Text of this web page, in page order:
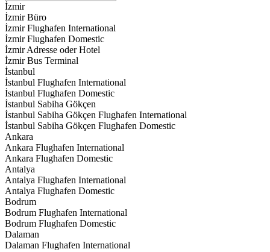
İzmir
İzmir Büro
İzmir Flughafen International
İzmir Flughafen Domestic
İzmir Adresse oder Hotel
İzmir Bus Terminal
İstanbul
İstanbul Flughafen International
İstanbul Flughafen Domestic
İstanbul Sabiha Gökçen
İstanbul Sabiha Gökçen Flughafen International
İstanbul Sabiha Gökçen Flughafen Domestic
Ankara
Ankara Flughafen International
Ankara Flughafen Domestic
Antalya
Antalya Flughafen International
Antalya Flughafen Domestic
Bodrum
Bodrum Flughafen International
Bodrum Flughafen Domestic
Dalaman
Dalaman Flughafen International